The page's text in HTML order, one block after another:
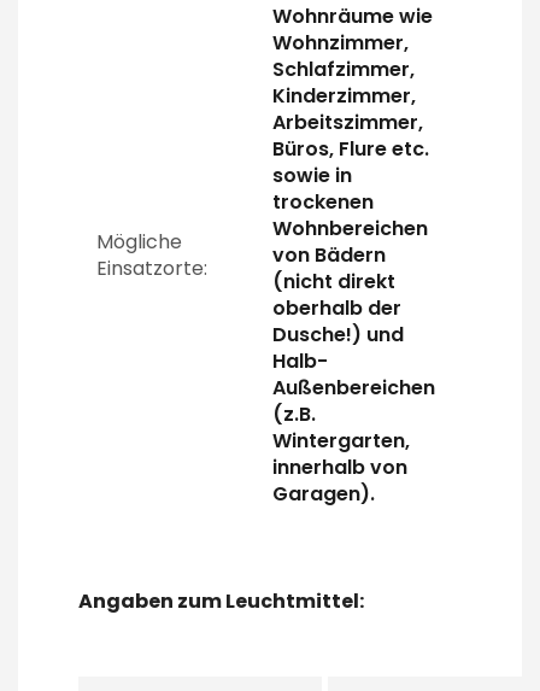
Mögliche
Einsatzorte:
Wohnräume wie
Wohnzimmer,
Schlafzimmer,
Kinderzimmer,
Arbeitszimmer,
Büros, Flure etc.
sowie in
trockenen
Wohnbereichen
von Bädern
(nicht direkt
oberhalb der
Dusche!) und
Halb-
Außenbereichen
(z.B.
Wintergarten,
innerhalb von
Garagen).
Angaben zum Leuchtmittel: